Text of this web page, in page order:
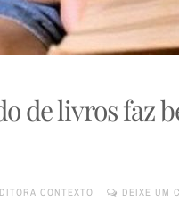
de livros faz
CONTEXTO DEIXE UM